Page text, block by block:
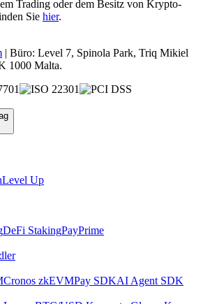
Trading oder dem Besitz von Krypto-
Sie hier.
| Büro: Level 7, Spinola Park, Triq Mikiel
1000 Malta.
Level Up
DeFi StakingPayPrime
Cronos zkEVMPay SDKAI Agent SDK